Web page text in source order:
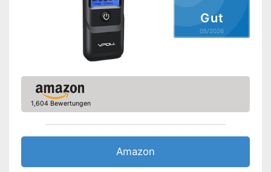
Amazon Lieferzeit
Gut
05/2026
1,604 Bewertungen
Amazon